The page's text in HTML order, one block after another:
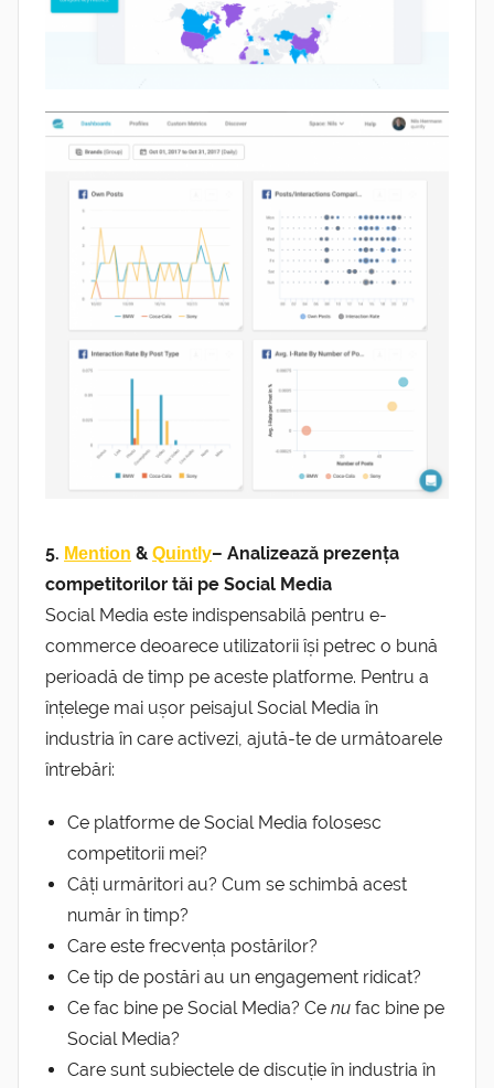
5. Mention & Quintly– Analizează prezența
competitorilor tăi pe Social Media
Social Media este indispensabilă pentru e-
commerce deoarece utilizatorii își petrec o bună
perioadă de timp pe aceste platforme. Pentru a
înțelege mai ușor peisajul Social Media în
industria în care activezi, ajută-te de următoarele
întrebări:
Ce platforme de Social Media folosesc
competitorii mei?
Câți urmăritori au? Cum se schimbă acest
număr în timp?
Care este frecvența postărilor?
Ce tip de postări au un engagement ridicat?
Ce fac bine pe Social Media? Ce nu fac bine pe
Social Media?
Care sunt subiectele de discuție în industria în